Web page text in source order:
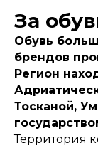
За
Обувь
брендов
Регион
Тосканой,
Территория